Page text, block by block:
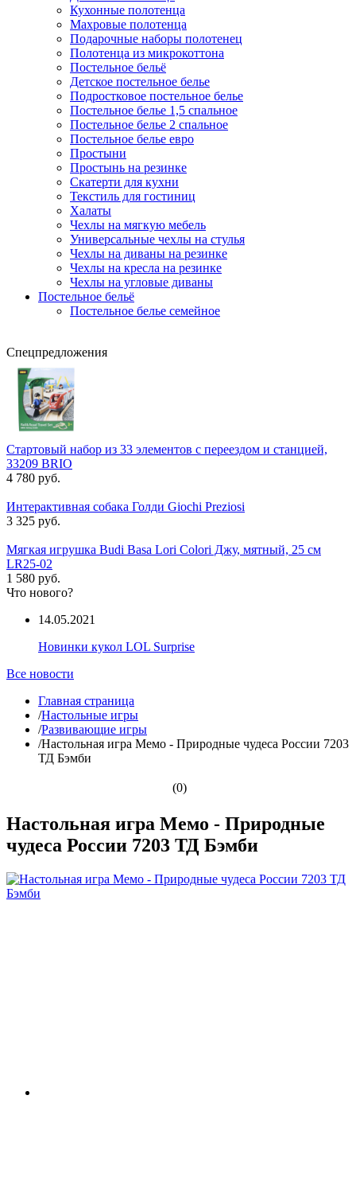
Кухонные полотенца
Махровые полотенца
Подарочные наборы полотенец
Полотенца из микрокоттона
Постельное бельё
Детское постельное белье
Подростковое постельное белье
Постельное белье 1,5 спальное
Постельное белье 2 спальное
Постельное белье евро
Простыни
Простынь на резинке
Скатерти для кухни
Текстиль для гостиниц
Халаты
Чехлы на мягкую мебель
Универсальные чехлы на стулья
Чехлы на диваны на резинке
Чехлы на кресла на резинке
Чехлы на угловые диваны
Постельное бельё
Постельное белье семейное
Спецпредложения
Стартовый набор из 33 элементов с переездом и станцией,
33209 BRIO
4 780 руб.
Интерактивная собака Голди Giochi Preziosi
3 325 руб.
Мягкая игрушка Budi Basa Lori Colori Джу, мятный, 25 см
LR25-02
1 580 руб.
Что нового?
14.05.2021
Новинки кукол LOL Surprise
Все новости
Главная страница
/Настольные игры
/Развивающие игры
/Настольная игра Мемо - Природные чудеса России 7203
ТД Бэмби
(0)
Настольная игра Мемо - Природные
чудеса России 7203 ТД Бэмби